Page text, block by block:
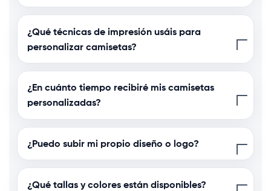
¿Qué técnicas de impresión usáis para
personalizar camisetas?
¿En cuánto tiempo recibiré mis camisetas
personalizadas?
¿Puedo subir mi propio diseño o logo?
¿Qué tallas y colores están disponibles?